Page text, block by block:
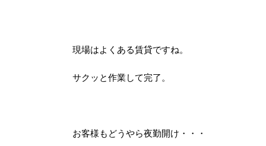
現場はよくある賃貸ですね。
サクッと作業して完了。
お客様もどうやら夜勤開け・・・